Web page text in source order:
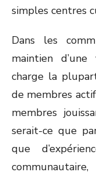
simples centres
Dans les
maintien
charge la
de membres
membres
serait-ce que
que